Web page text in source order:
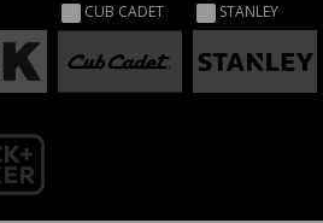
CUB CADET STANLEY